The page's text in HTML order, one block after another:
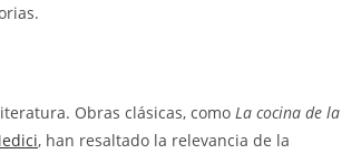
Obras clásicas, como La cocina de la
, han resaltado la relevancia de la